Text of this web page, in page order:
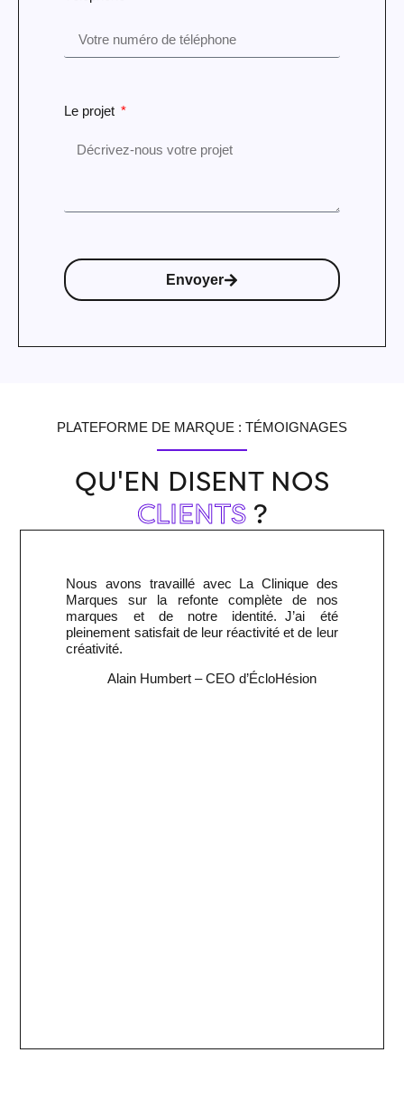
Le projet
Envoyer
PLATEFORME DE MARQUE : TÉMOIGNAGES
QU'EN DISENT NOS
CLIENTS ?
Nous avons travaillé avec La Clinique des
Marques sur la refonte complète de nos
marques et de notre identité. J’ai été
pleinement satisfait de leur réactivité et de leur
créativité.
Alain Humbert– CEO d’ÉcloHésion